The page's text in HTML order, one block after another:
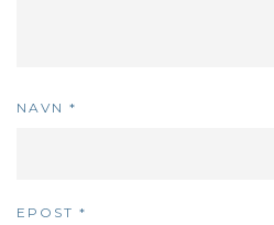
NAVN *
EPOST *